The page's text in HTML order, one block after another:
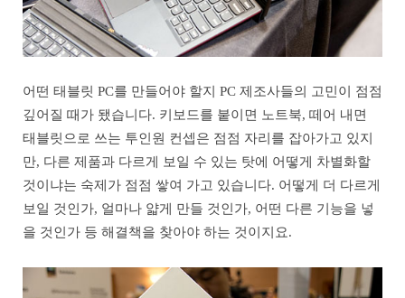
어떤 태블릿 PC를 만들어야 할지 PC 제조사들의 고민이 점점
깊어질 때가 됐습니다. 키보드를 붙이면 노트북, 떼어 내면
태블릿으로 쓰는 투인원 컨셉은 점점 자리를 잡아가고 있지
만, 다른 제품과 다르게 보일 수 있는 탓에 어떻게 차별화할
것이냐는 숙제가 점점 쌓여 가고 있습니다. 어떻게 더 다르게
보일 것인가, 얼마나 얇게 만들 것인가, 어떤 다른 기능을 넣
을 것인가 등 해결책을 찾아야 하는 것이지요.